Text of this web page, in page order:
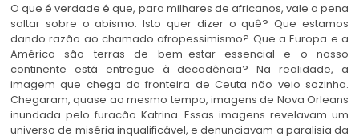
O que é verdade é que, para milhares de africanos, vale a pena
saltar sobre o abismo. Isto quer dizer o quê? Que estamos
dando razão ao chamado afropessimismo? Que a Europa e a
América são terras de bem-estar essencial e o nosso
continente está entregue à decadência? Na realidade, a
imagem que chega da fronteira de Ceuta não veio sozinha.
Chegaram, quase ao mesmo tempo, imagens de Nova Orleans
inundada pelo furacão Katrina. Essas imagens revelavam um
universo de miséria inqualificável, e denunciavam a paralisia da